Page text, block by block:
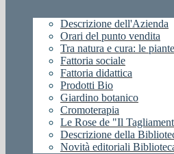
Descrizione dell'Azienda
Orari del punto vendita
Tra natura e cura: le
Fattoria sociale
Fattoria didattica
Prodotti Bio
Giardino botanico
Cromoterapia
Le Rose de "Il
Descrizione della
Novità editoriali